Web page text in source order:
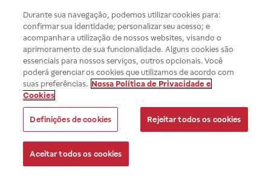
Durante sua navegação, podemos utilizar cookies para:
confirmar sua identidade; personalizar seu acesso; e
acompanhar a utilização de nossos websites, visando o
aprimoramento de sua funcionalidade. Alguns cookies são
essenciais para nossos serviços, outros opcionais. Você
poderá gerenciar os cookies que utilizamos de acordo com
suas preferências. Nossa Política de Privacidade e
Cookies
Definições de cookies Rejeitar todos os cookies
Aceitar todos os cookies